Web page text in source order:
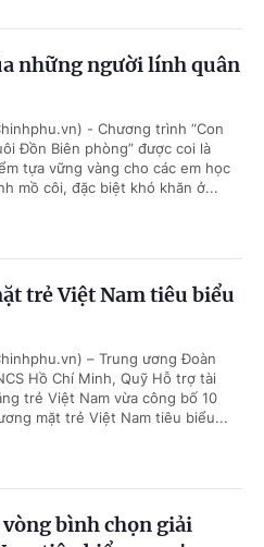
những người lính quân
- Chương trình “Con
Đồn Biên phòng” được coi là
tựa vững vàng cho các em học
mồ côi, đặc biệt khó khăn ở...
trẻ Việt Nam tiêu biểu
– Trung ương Đoàn
Hồ Chí Minh, Quỹ Hỗ trợ tài
trẻ Việt Nam vừa công bố 10
mặt trẻ Việt Nam tiêu biểu...
vòng bình chọn giải